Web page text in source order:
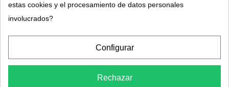
Suplemento alimenticio marino
Biothalassol.
Colágeno marino + Agua de mar purificada
y aguas madre ricas en magnesio + Ortiga
de los prados + Zinc + Ácido hialurónico
estas cookies y el procesamiento de datos personales
involucrados?
Configurar
Rechazar